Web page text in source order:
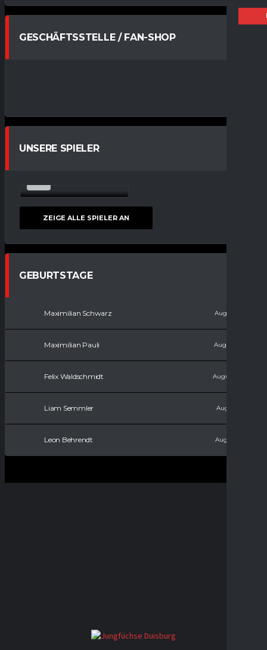
GESCHÄFTSSTELLE / FAN-SHOP
UNSERE SPIELER
ZEIGE ALLE SPIELER AN
GEBURTSTAGE
Maximilian Schwarz August 7, 2007
Maximilian Pauli August 6, 2008
Felix Waldschmidt August 11, 2008
Liam Semmler August 9, 2011
Leon Behrendt August 9, 2017